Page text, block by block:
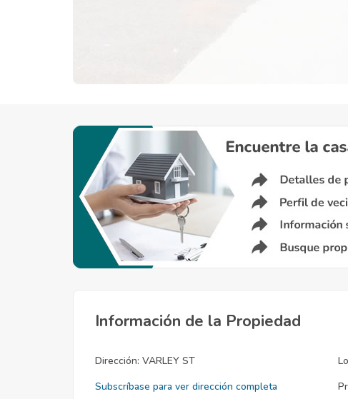
Información de la Propiedad
Dirección: VARLEY ST
Subscríbase para ver dirección completa